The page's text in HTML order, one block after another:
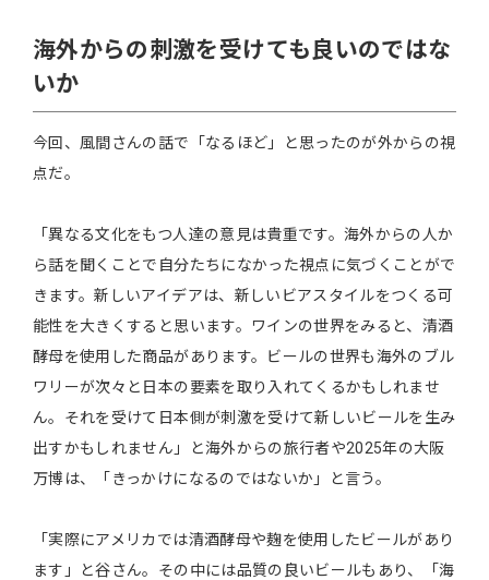
海外からの刺激を受けても良いのではな
いか
今回、風間さんの話で「なるほど」と思ったのが外からの視
点だ。
「異なる文化をもつ人達の意見は貴重です。海外からの人か
ら話を聞くことで自分たちになかった視点に気づくことがで
きます。新しいアイデアは、新しいビアスタイルをつくる可
能性を大きくすると思います。ワインの世界をみると、清酒
酵母を使用した商品があります。ビールの世界も海外のブル
ワリーが次々と日本の要素を取り入れてくるかもしれませ
ん。それを受けて日本側が刺激を受けて新しいビールを生み
出すかもしれません」と海外からの旅行者や2025年の大阪
万博は、「きっかけになるのではないか」と言う。
「実際にアメリカでは清酒酵母や麹を使用したビールがあり
ます」と谷さん。その中には品質の良いビールもあり、「海